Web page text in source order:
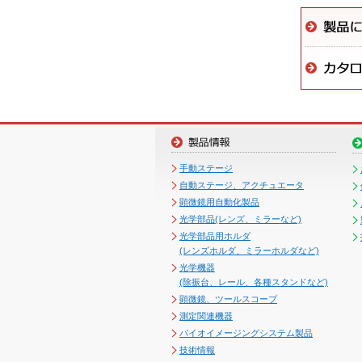
手動ステージ
自動ステージ、アクチュエータ
顕微鏡用自動化製品
光学部品(レンズ、ミラーなど)
光学部品用ホルダ
(レンズホルダ、ミラーホルダなど)
光学機器
(除振台、レール、各種スタンドなど)
顕微鏡、ツールスコープ
測定関連機器
バイオイメージングシステム製品
技術情報